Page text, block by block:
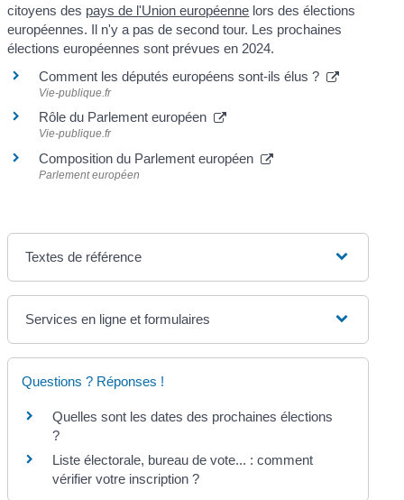
citoyens des pays de l'Union européenne lors des élections
européennes. Il n'y a pas de second tour. Les prochaines
élections européennes sont prévues en 2024.
Comment les députés européens sont-ils élus ?
Vie-publique.fr
Rôle du Parlement européen
Vie-publique.fr
Composition du Parlement européen
Parlement européen
Textes de référence
Services en ligne et formulaires
Questions ? Réponses !
Quelles sont les dates des prochaines élections
?
Liste électorale, bureau de vote... : comment
vérifier votre inscription ?